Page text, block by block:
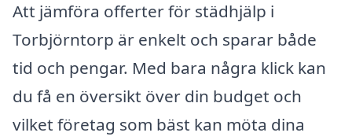
Att jämföra offerter för städhjälp i
Torbjörntorp är enkelt och sparar både
tid och pengar. Med bara några klick kan
du få en översikt över din budget och
vilket företag som bäst kan möta dina